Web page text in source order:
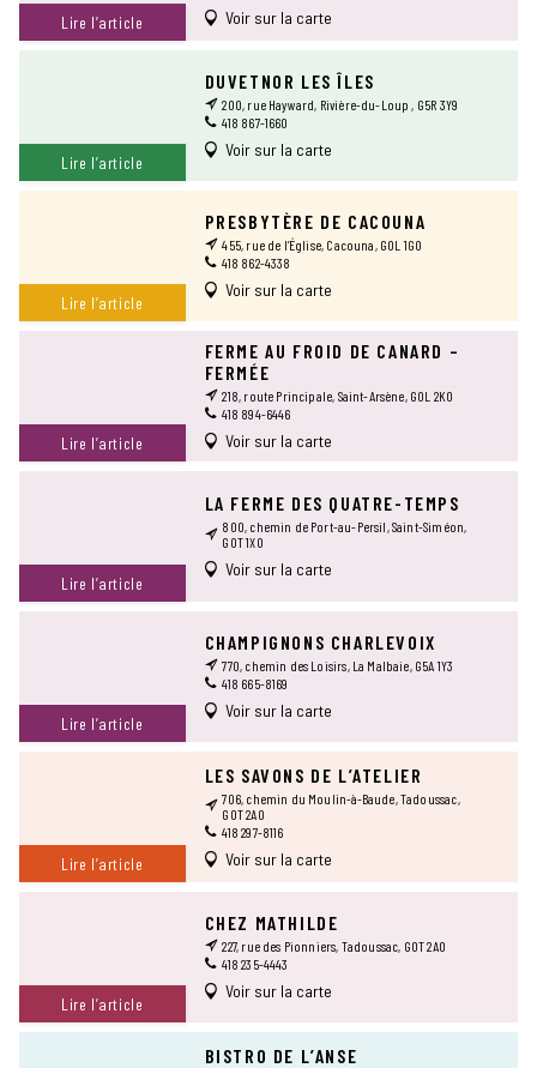
Lire l’article Voir sur la carte
Lire l’article
DUVETNOR LES ÎLES
200, rue Hayward, Rivière-du-Loup , G5R 3Y9
418 867-1660
Voir sur la carte
Lire l’article
PRESBYTÈRE DE CACOUNA
455, rue de l’Église, Cacouna, G0L 1G0
418 862-4338
Voir sur la carte
Lire l’article
FERME AU FROID DE CANARD –
FERMÉE
218, route Principale, Saint-Arsène, G0L 2K0
418 894-6446
Voir sur la carte
Lire l’article
LA FERME DES QUATRE-TEMPS
800, chemin de Port-au-Persil, Saint-Siméon,
G0T 1X0
Voir sur la carte
Lire l’article
CHAMPIGNONS CHARLEVOIX
770, chemin des Loisirs, La Malbaie, G5A 1Y3
418 665-8169
Voir sur la carte
Lire l’article
LES SAVONS DE L’ATELIER
706, chemin du Moulin-à-Baude, Tadoussac,
G0T 2A0
418 297-8116
Voir sur la carte
Lire l’article
CHEZ MATHILDE
227, rue des Pionniers, Tadoussac, G0T 2A0
418 235-4443
Voir sur la carte
BISTRO DE L’ANSE